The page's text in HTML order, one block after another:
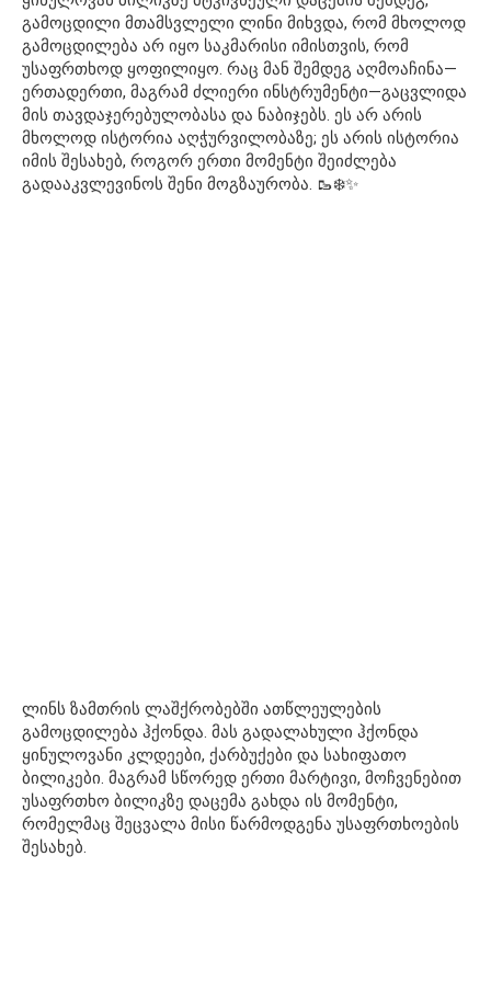
გამოცდილი მთამსვლელი ლინი მიხვდა, რომ მხოლოდ
გამოცდილება არ იყო საკმარისი იმისთვის, რომ
უსაფრთხოდ ყოფილიყო. რაც მან შემდეგ აღმოაჩინა—
ერთადერთი, მაგრამ ძლიერი ინსტრუმენტი—გაცვლიდა
მის თავდაჯერებულობასა და ნაბიჯებს. ეს არ არის
მხოლოდ ისტორია აღჭურვილობაზე; ეს არის ისტორია
იმის შესახებ, როგორ ერთი მომენტი შეიძლება
გადააკვლევინოს შენი მოგზაურობა. 🥾❄️✨
ლინს ზამთრის ლაშქრობებში ათწლეულების
გამოცდილება ჰქონდა. მას გადალახული ჰქონდა
ყინულოვანი კლდეები, ქარბუქები და სახიფათო
ბილიკები. მაგრამ სწორედ ერთი მარტივი, მოჩვენებით
უსაფრთხო ბილიკზე დაცემა გახდა ის მომენტი,
რომელმაც შეცვალა მისი წარმოდგენა უსაფრთხოების
შესახებ.